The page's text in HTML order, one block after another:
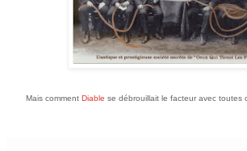
Mais comment Diable se débrouillait le facteur avec toutes